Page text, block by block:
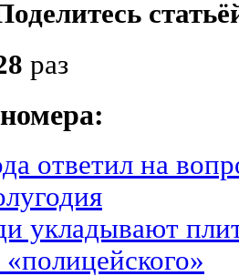
раз
ответил на
укладывают